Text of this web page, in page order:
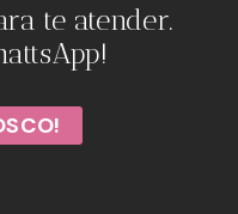
te atender.